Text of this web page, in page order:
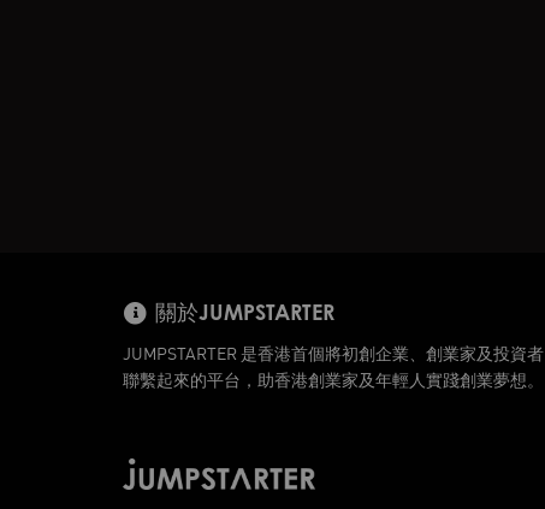
關於JUMPSTARTER
JUMPSTARTER 是香港首個將初創企業、創業家及投資者
聯繫起來的平台，助香港創業家及年輕人實踐創業夢想。